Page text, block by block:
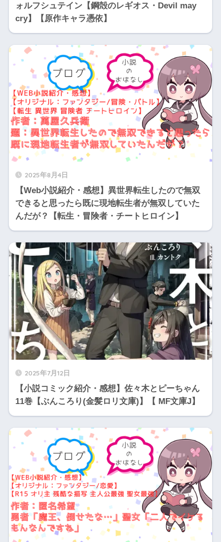
ォルフシュテイン【鋼殻のレギオス・Devil may
cry】【原作キャラ憑依】
2025年8月4日
【Web小説紹介・感想】異世界転生したので無双
できると思ったら既に現地転生者が無双していた
んだが？【転生・冒険者・チートヒロイン】
2025年7月12日
【小説コミック紹介・感想】佐々木とピーちゃん
11巻【ぶんころり(金髪ロリ文庫)】【 MF文庫J】